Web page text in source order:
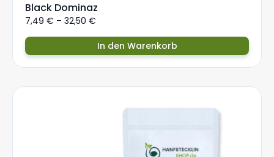
Black Dominaz
7,49 € – 32,50 €
In den Warenkorb